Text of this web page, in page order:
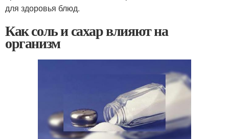
для здоровья блюд.
Как соль и сахар влияют на
организм